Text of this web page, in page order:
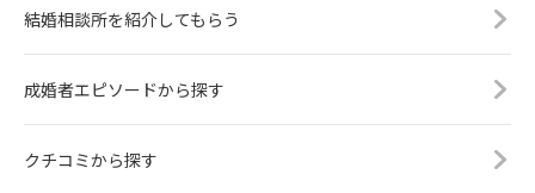
結婚相談所を紹介してもらう
成婚者エピソードから探す
クチコミから探す